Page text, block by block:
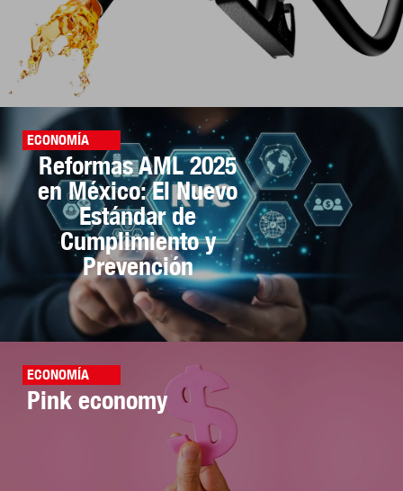
ECONOMÍA
Reformas AML 2025
en México: El Nuevo
Estándar de
Cumplimiento y
Prevención
ECONOMÍA
Pink economy